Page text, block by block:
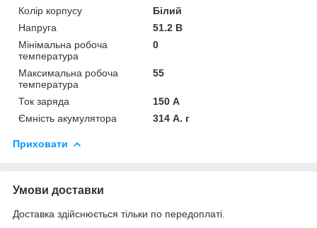
Колір корпусу
Білий
Напруга
51.2 В
Мінімальна робоча
температура
0
Максимальна робоча
температура
55
Ток заряда
150 А
Ємність акумулятора
314 А. г
Приховати
Умови доставки
Доставка здійснюється тільки по передоплаті.